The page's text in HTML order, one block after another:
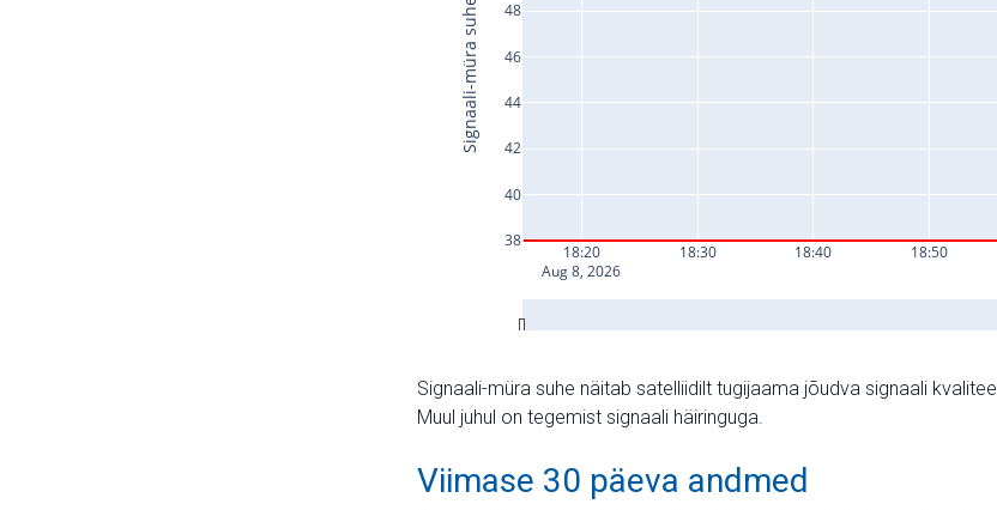
Signaali-müra suhe näitab satelliidilt tugijaama jõudva signaali
Muul juhul on tegemist signaali häiringuga.
Viimase 30 päeva andmed